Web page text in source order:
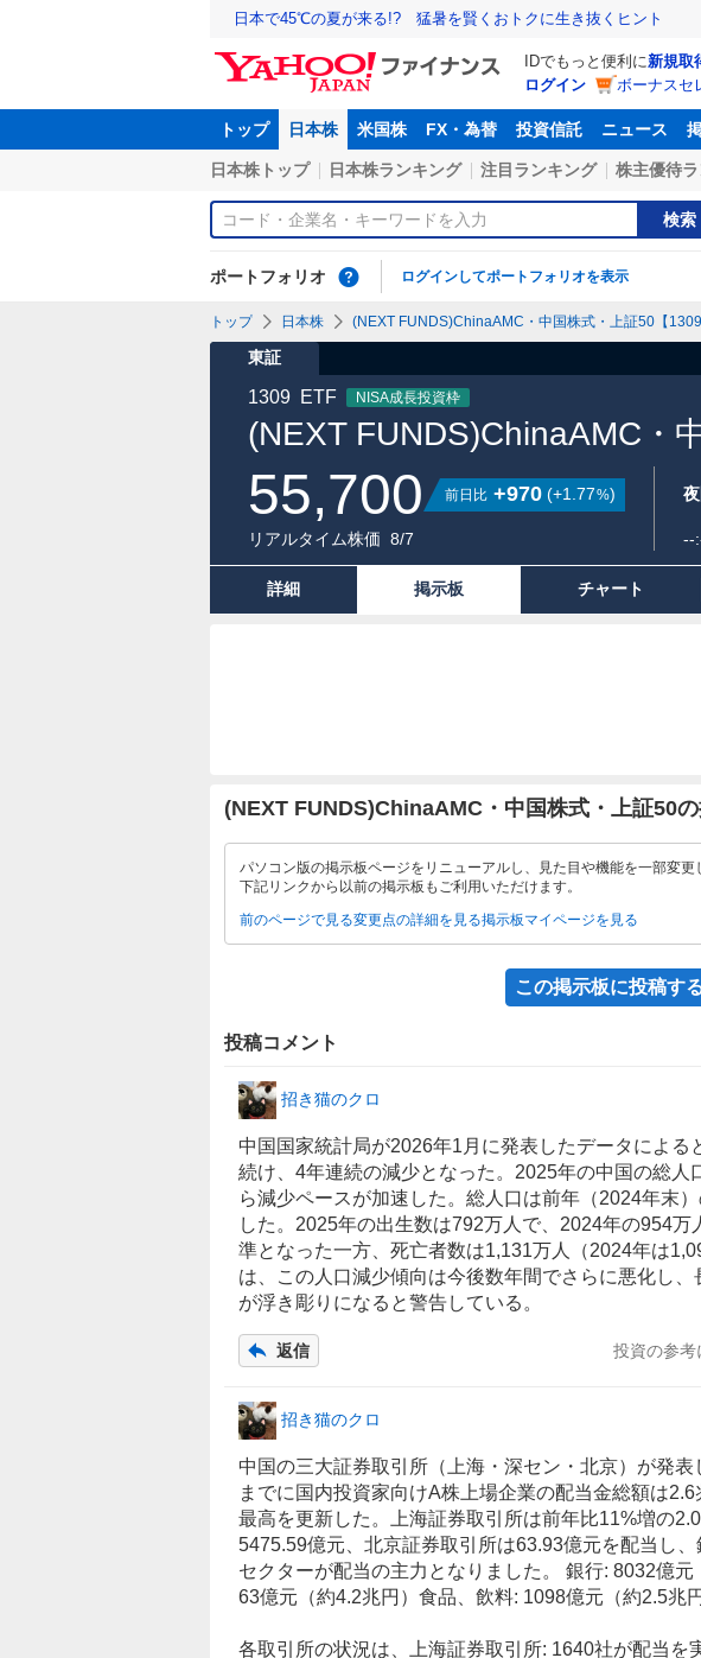
日本で45℃の夏が来る!? 猛暑を賢くおトクに生き抜くヒント
IDでもっと便利に新規取
ログイン
ボーナスセ
トップ 日本株 米国株 FX・為替 投資信託 ニュース
日本株トップ 日本株ランキング 注目ランキング 株主優待
検索
ポートフォリオ ログインしてポートフォリオを表示
トップ 日本株 (NEXT FUNDS)ChinaAMC・中国株式・上証50【
東証
(NEXT FUNDS)ChinaAMC・
1309 ETF NISA成長投資枠
55,700 前日比 +970 (+1.77%)
リアルタイム株価 8/7 --
詳細 掲示板 チャート
(NEXT FUNDS)ChinaAMC・中国株式・上証50
パソコン版の掲示板ページをリニューアルし、見た目や機能を一部変更
下記リンクから以前の掲示板もご利用いただけます。
前のページで見る変更点の詳細を見る掲示板マイページを見る
この掲示板に投稿す
投稿コメント
招き猫のクロ
中国国家統計局が2026年1月に発表したデータによる
続け、4年連続の減少となった。2025年の中国の総人
ら減少ペースが加速した。総人口は前年（2024年末
した。2025年の出生数は792万人で、2024年の954
準となった一方、死亡者数は1,131万人（2024年は
は、この人口減少傾向は今後数年間でさらに悪化し
が浮き彫りになると警告している。
返信 投資の参考
招き猫のクロ
中国の三大証券取引所（上海・深セン・北京）が発
までに国内投資家向けA株上場企業の配当金総額は
最高を更新した。上海証券取引所は前年比11%増の
5475.59億元、北京証券取引所は63.93億元を配当し、
セクターが配当の主力となりました。 銀行: 8032億
63億元（約4.2兆円） 食品 飲料: 1098億元（約2.5兆円
各取引所の状況は、上海証券取引所: 1640社が配当を